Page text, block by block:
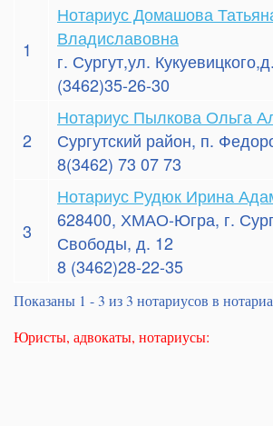
1
Нотариус Домашова
Владиславовна
г. Сургут,ул.
(3462)35-26-30
2
Нотариус Пылкова Ольга
Сургутский район, п.
8(3462) 73 07 73
3
Нотариус Рудюк Ирина
628400, ХМАО-Югра, г.
Свободы, д. 12
8 (3462)28-22-35
Показаны 1 - 3 из 3 нотариусов в
Юристы, адвокаты, нотариусы: